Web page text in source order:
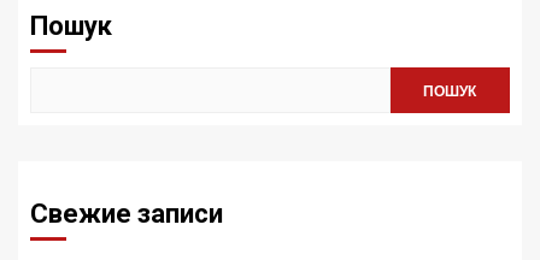
Пошук
ПОШУК
Свежие записи